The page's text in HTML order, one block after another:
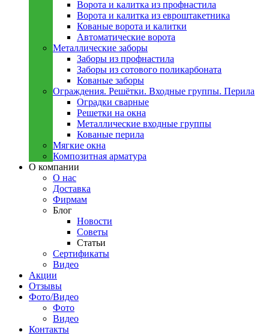
Ворота и калитка из профнастила
Ворота и калитка из евроштакетника
Кованые ворота и калитки
Автоматические ворота
Металлическиe заборы
Заборы из профнастила
Заборы из сотового поликарбоната
Кованые заборы
Ограждения. Решётки. Входные группы. Перила
Оградки сварные
Решетки на окна
Металлические входные группы
Кованые перила
Мягкие окна
Композитная арматура
О компании
О нас
Доставка
Фирмам
Блог
Новости
Советы
Статьи
Сертификаты
Видео
Акции
Отзывы
Фото/Видео
Фото
Видео
Контакты